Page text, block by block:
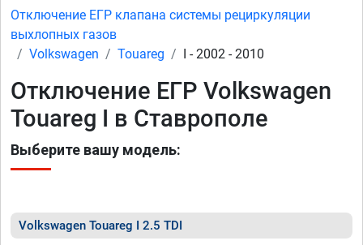
Отключение ЕГР клапана системы рециркуляции
выхлопных газов
Volkswagen
Touareg I - 2002 - 2010
Отключение ЕГР Volkswagen
Touareg I в Ставрополе
Выберите вашу модель:
Volkswagen Touareg I 2.5 TDI